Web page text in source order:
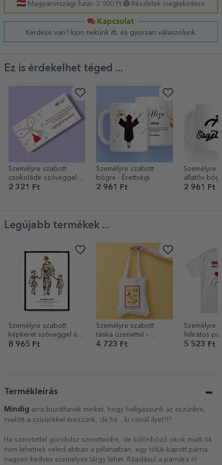
Magyarországi futár: 2 000 Ft Részletek megtekintése
Kapcsolat
Kérdése van? Írjon nekünk itt, és gyorsan válaszolunk.
Ez is érdekelhet téged ...
Személyre szabott
csokoládé szöveggel
és logóval
2 321 Ft
Személyre szabott
bögre - Érettségi
2 961 Ft
Személyre
állatöv
és
2 961 Ft
Legújabb termékek ...
Személyre szabott
képkeret szöveggel és
54 fotóval – Apa, 2 lány
8 965 Ft
Személyre szabott
táska üzenettel –
Summer
4 723 Ft
Személyre
feliratos
Wine
5 523 Ft
Termékleírás
Mindig arra buzdítanak minket, hogy hallgassunk az eszünkre,
mielőtt a szívünkkel érezzünk, de hé... ki csinál ilyet?!?
Ha szeretettel gondolsz szeretteidre, de különböző okok miatt ők
nem lehetnek veled abban a pillanatban, egy tőlük kapott párna
nagyon kedves személyes tárgy lehet. Ráadásul a párnára írt